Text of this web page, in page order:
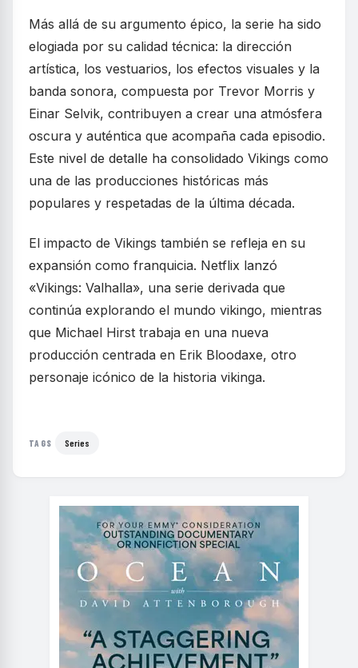
Más allá de su argumento épico, la serie ha sido
elogiada por su calidad técnica: la dirección
artística, los vestuarios, los efectos visuales y la
banda sonora, compuesta por Trevor Morris y
Einar Selvik, contribuyen a crear una atmósfera
oscura y auténtica que acompaña cada episodio.
Este nivel de detalle ha consolidado Vikings como
una de las producciones históricas más
populares y respetadas de la última década.
El impacto de Vikings también se refleja en su
expansión como franquicia. Netflix lanzó
«Vikings: Valhalla», una serie derivada que
continúa explorando el mundo vikingo, mientras
que Michael Hirst trabaja en una nueva
producción centrada en Erik Bloodaxe, otro
personaje icónico de la historia vikinga.
TAGS Series